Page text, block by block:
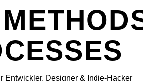
Entwickler, Designer & Indie-Hacker